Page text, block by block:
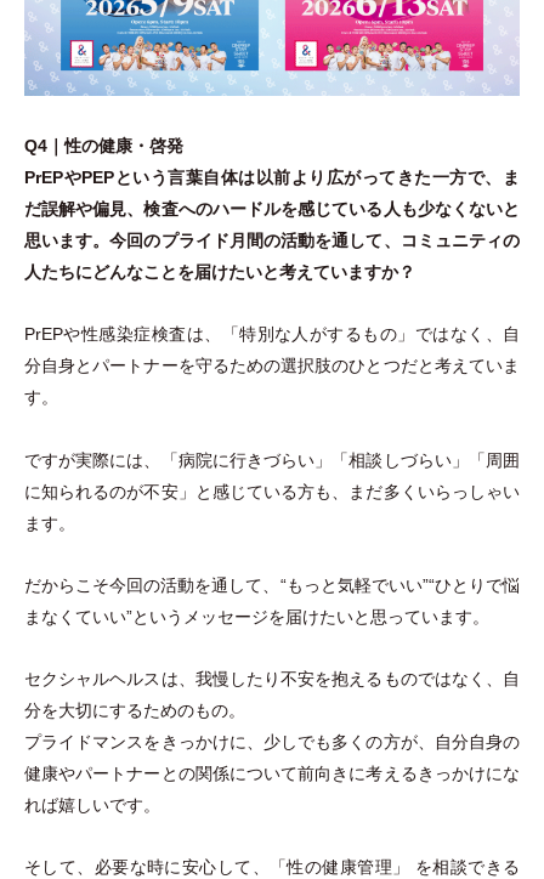
Q4｜性の健康 ・ 啓発
PrEPやPEPという言葉自体は以前より広がってきた一方で、ま
だ誤解や偏見、検査へのハードルを感じている人も少なくないと
思います。今回のプライド月間の活動を通して、コミュニティの
人たちにどんなことを届けたいと考えていますか？
PrEPや性感染症検査は、 「特別な人がするもの 」 ではなく、自
分自身とパートナーを守るための選択肢のひとつだと考えていま
す。
ですが実際には、 「病院に行きづらい 」 「相談しづらい」 「 周囲
に知られるのが不安」
と感じている方も、まだ多くいらっしゃい
ます。
だからこそ今回の活動を通して、“もっと気軽でいい”“ひとりで悩
まなくていい”というメッセージを届けたいと思っています。
セクシャルヘルスは、我慢したり不安を抱えるものではなく、自
分を大切にするためのもの。
プライドマンスをきっかけに、少しでも多くの方が、自分自身の
健康やパートナーとの関係について前向きに考えるきっかけにな
れば嬉しいです。
そして、必要な時に安心して、 「性の健康管理 」
を相談できる